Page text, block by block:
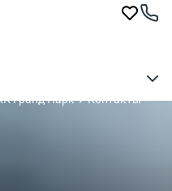
Гранд Парк Контакты